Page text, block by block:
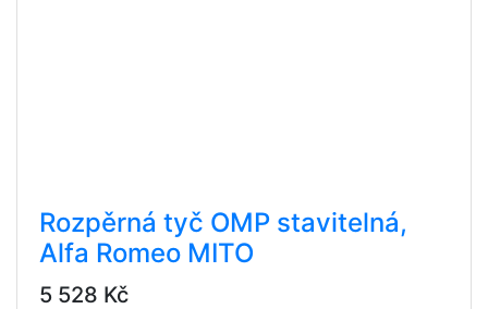
Rozpěrná tyč OMP stavitelná,
Alfa Romeo MITO
5 528 Kč